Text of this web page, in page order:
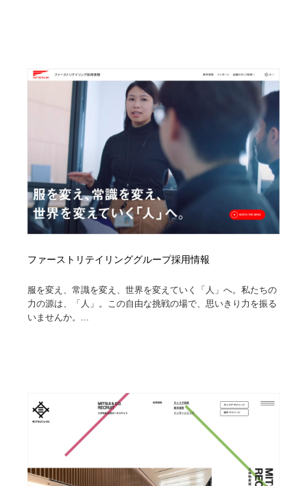
ファーストリテイリンググループ採用情報
服を変え、常識を変え、世界を変えていく「人」へ。私たちの
力の源は、「人」。この自由な挑戦の場で、思いきり力を振る
いませんか。...